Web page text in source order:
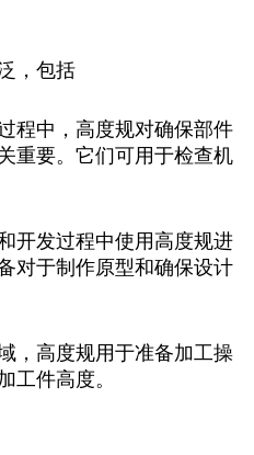
，包括
程中，高度规对确保部件
重要。它们可用于检查机
开发过程中使用高度规进
对于制作原型和确保设计
，高度规用于准备加工操
工件高度。